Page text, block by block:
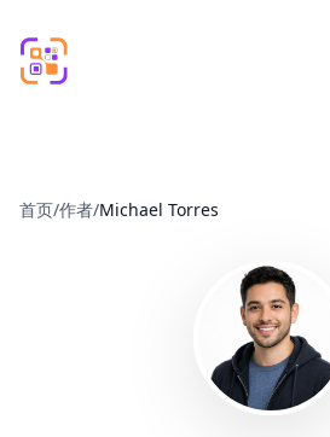
首页/作者/Michael Torres